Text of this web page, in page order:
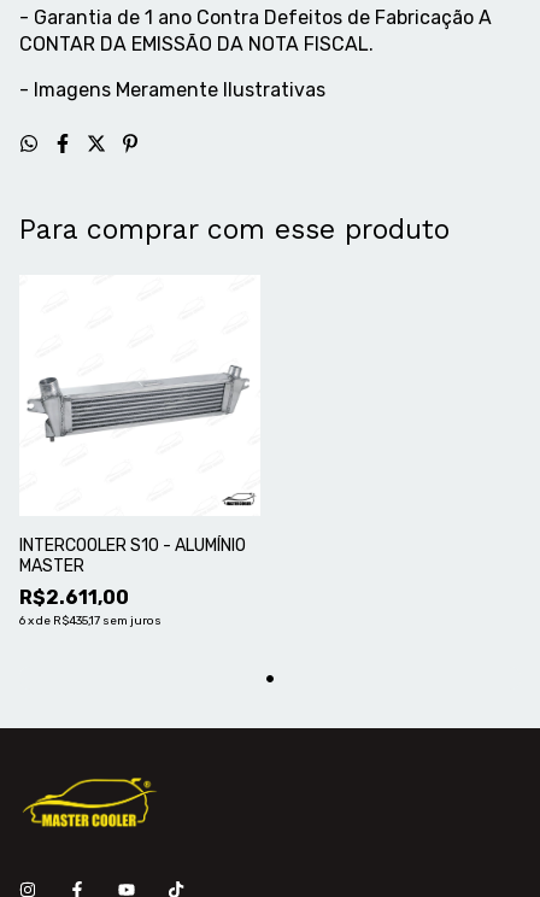
- Garantia de 1 ano Contra Defeitos de Fabricação A
CONTAR DA EMISSÃO DA NOTA FISCAL.
- Imagens Meramente Ilustrativas
Para comprar com esse produto
INTERCOOLER S10 - ALUMÍNIO
MASTER
R$2.611,00
6xde R$435,17 sem juros